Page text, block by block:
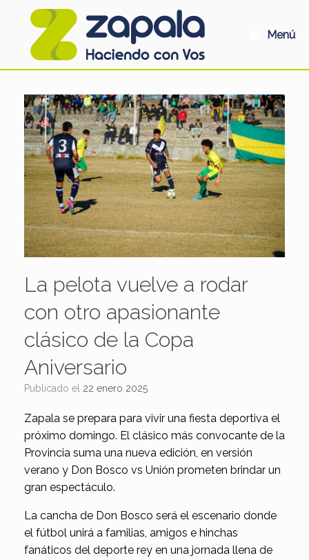
Menú
La pelota vuelve a rodar
con otro apasionante
clásico de la Copa
Aniversario
Publicado el 22 enero 2025
Zapala se prepara para vivir una fiesta deportiva el
próximo domingo. El clásico más convocante de la
Provincia suma una nueva edición, en versión
verano y Don Bosco vs Unión prometen brindar un
gran espectáculo.
La cancha de Don Bosco será el escenario donde
el fútbol unirá a familias, amigos e hinchas
fanáticos del deporte rey en una jornada llena de